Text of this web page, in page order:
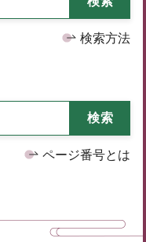
検索方法
ページ番号とは